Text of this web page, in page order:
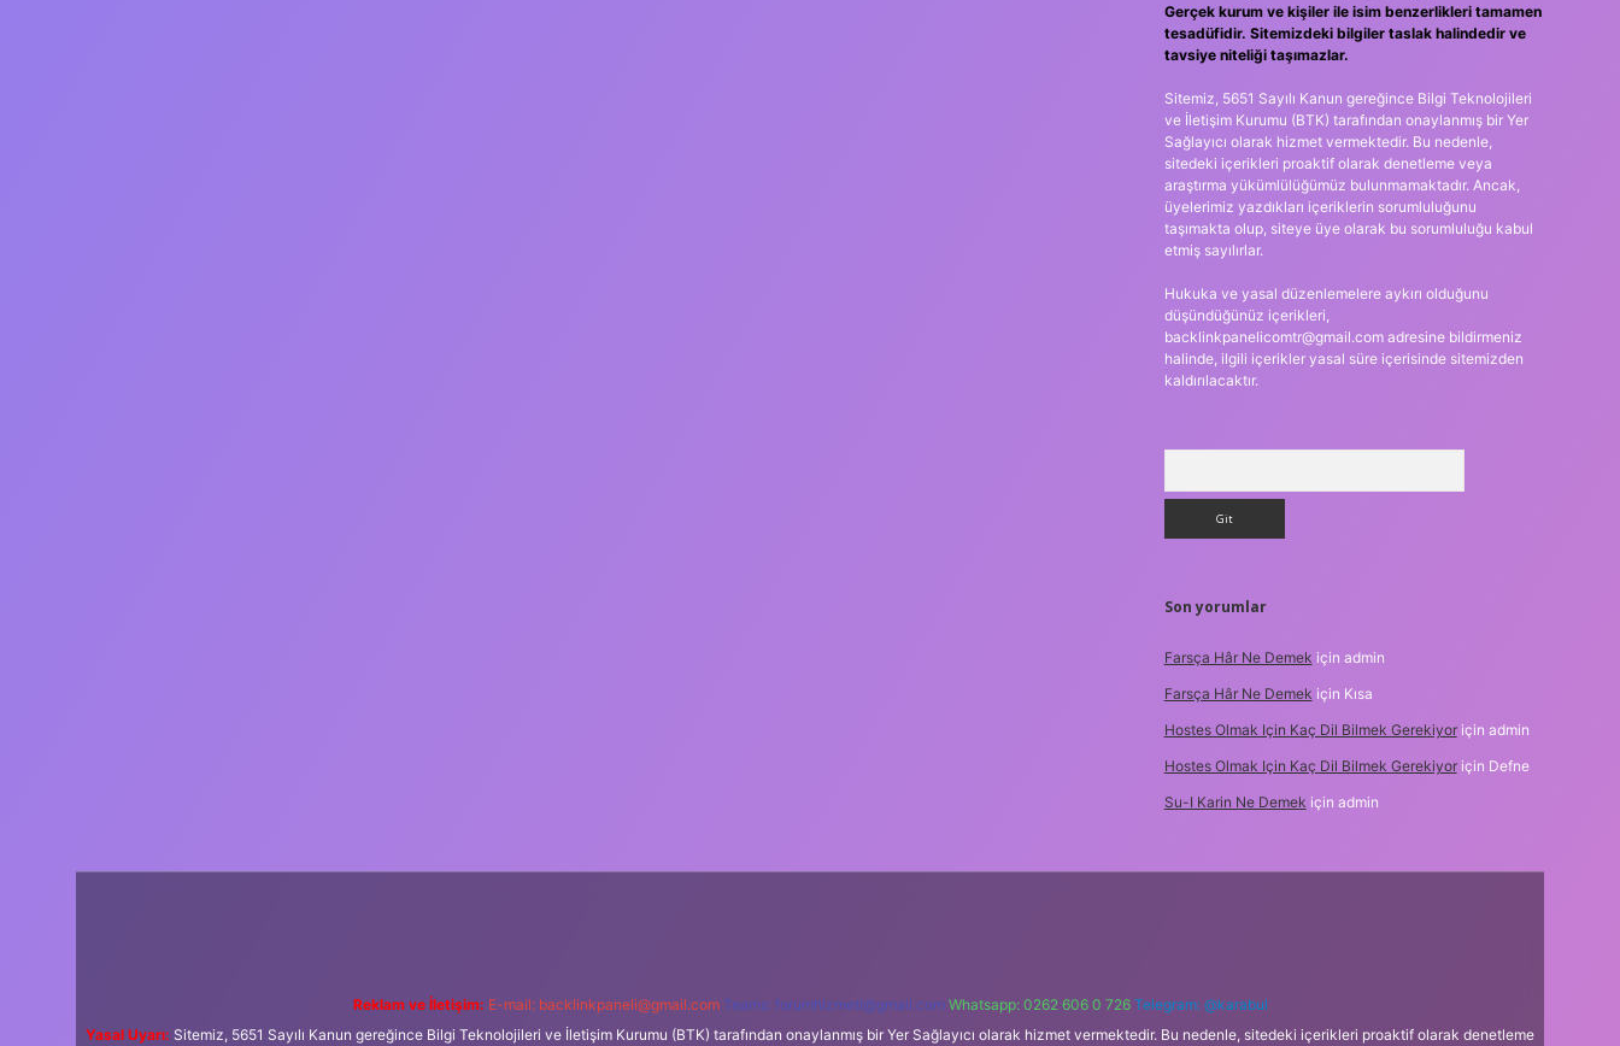
Gerçek kurum ve kişiler ile isim benzerlikleri tamamen
tesadüfidir. Sitemizdeki bilgiler taslak halindedir ve
tavsiye niteliği taşımazlar.
Sitemiz, 5651 Sayılı Kanun gereğince Bilgi Teknolojileri
ve İletişim Kurumu (BTK) tarafından onaylanmış bir Yer
Sağlayıcı olarak hizmet vermektedir. Bu nedenle,
sitedeki içerikleri proaktif olarak denetleme veya
araştırma yükümlülüğümüz bulunmamaktadır. Ancak,
üyelerimiz yazdıkları içeriklerin sorumluluğunu
taşımakta olup, siteye üye olarak bu sorumluluğu kabul
etmiş sayılırlar.
Hukuka ve yasal düzenlemelere aykırı olduğunu
düşündüğünüz içerikleri,
backlinkpanelicomtr@gmail.comadresine bildirmeniz
halinde, ilgili içerikler yasal süre içerisinde sitemizden
kaldırılacaktır.
Son yorumlar
Farsça Hâr Ne Demek için admin
Farsça Hâr Ne Demek için Kısa
Hostes Olmak Için Kaç Dil Bilmek Gerekiyoriçin admin
Hostes Olmak Için Kaç Dil Bilmek Gerekiyoriçin Defne
Su-I Karin Ne Demek için admin
Reklam ve İletişim: E-mail: backlinkpaneli@gmail.com Teams: forumhizmeti@gmail.com Whatsapp: 0262 606 0 726 Telegram: @karabul
Yasal Uyarı: Sitemiz, 5651 Sayılı Kanun gereğince Bilgi Teknolojileri ve İletişim Kurumu (BTK) tarafından onaylanmış bir Yer Sağlayıcı olarak hizmet vermektedir. Bu nedenle, sitedeki içerikleri proaktif olarak denetleme